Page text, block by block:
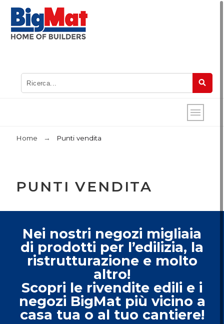
Home Punti vendita
PUNTI VENDITA
Nei nostri negozi migliaia
di prodotti per l’edilizia, la
ristrutturazione e molto
altro!
Scopri le rivendite edili e i
negozi BigMat più vicino a
casa tua o al tuo cantiere!